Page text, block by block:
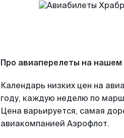
Про авиаперелеты на нашем
Календарь низких цен на
году, каждую неделю по
Цена варьируется, самая
авиакомпанией Аэрофлот.